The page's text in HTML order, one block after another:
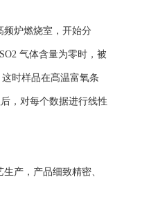
频炉燃烧室，开始分
气体含量为零时，被
时样品在髙温富氧条
，对每个数据进行线性
产，产品细致精密、